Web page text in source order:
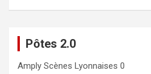
Pôtes 2.0
Amply Scènes Lyonnaises 0